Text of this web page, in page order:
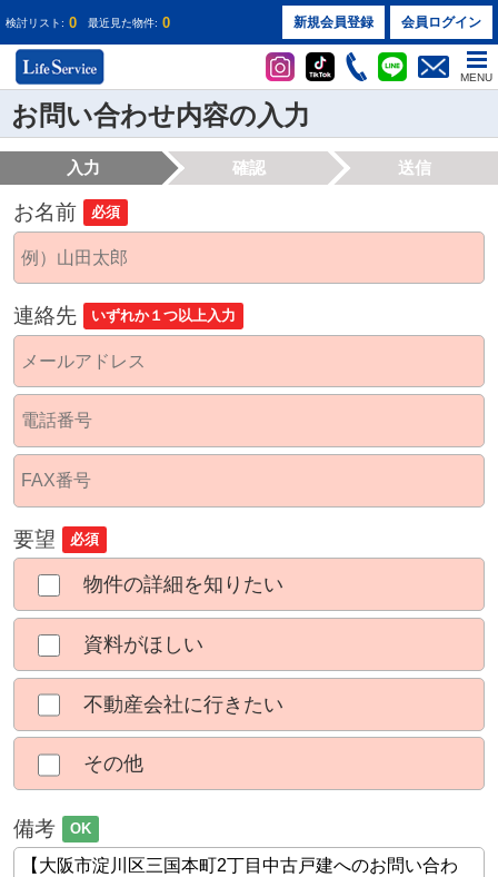
検討リスト: 0 最近見た物件: 0 新規会員登録 会員ログイン
MENU
お問い合わせ内容の入力
入力 確認 送信
お名前 必須
連絡先 いずれか１つ以上入力
要望 必須
物件の詳細を知りたい
資料がほしい
不動産会社に行きたい
その他
備考 OK